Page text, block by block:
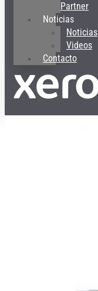
Partner
Noticias
Noticias
Videos
Contacto